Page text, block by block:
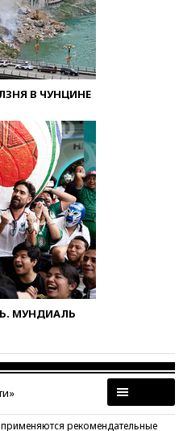
В ЧУНЦИНЕ
МУНДИАЛЬ
рекомендательные